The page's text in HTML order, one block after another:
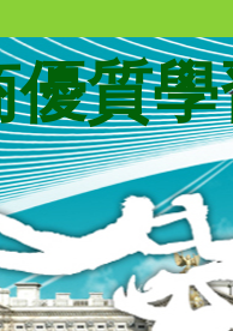
質